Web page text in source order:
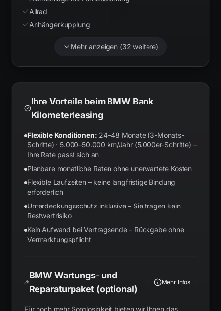
Allrad
Anhängerkupplung
Mehr anzeigen (32 weitere)
Ihre Vorteile beim BMW Bank
Kilometerleasing
Flexible Konditionen: 24–48 Monate (3-Monats-
Schritte) · 5.000–50.000 km/Jahr (5.000er-Schritte) –
Ihre Rate passt sich an
Planbare monatliche Raten ohne unerwartete Kosten
Flexible Laufzeiten – keine langfristige Bindung
erforderlich
Unterdeckungsschutz inklusive – Sie tragen kein
Restwertrisiko
Kein Aufwand bei Vertragsende – Rückgabe ohne
Vermarktungspflicht
BMW Wartungs- und
Reparaturpaket (optional)
Mehr Infos
Für noch mehr Sorglosigkeit bieten wir Ihnen das